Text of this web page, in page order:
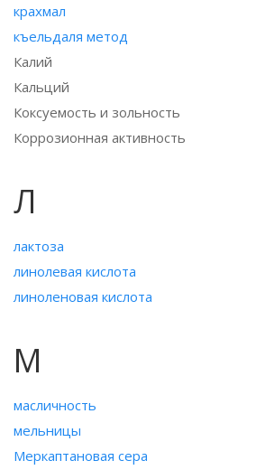
крахмал
къельдаля метод
Калий
Кальций
Коксуемость и зольность
Коррозионная активность
Л
лактоза
линолевая кислота
линоленовая кислота
М
масличность
мельницы
Меркаптановая сера